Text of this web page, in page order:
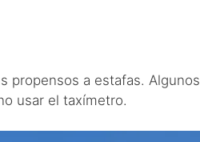
propensos a estafas. Algunos
usar el taxímetro.